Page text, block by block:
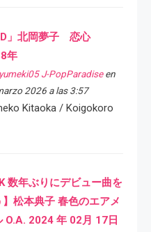
」北岡夢子 恋心
年
yumeki05 J-PopParadiseen
2026 a las 3:57
Kitaoka / Koigokoro
数年ぶりにデビュー曲を
】松本典子 春色のエアメ
O.A. 2024 年 02月 17日